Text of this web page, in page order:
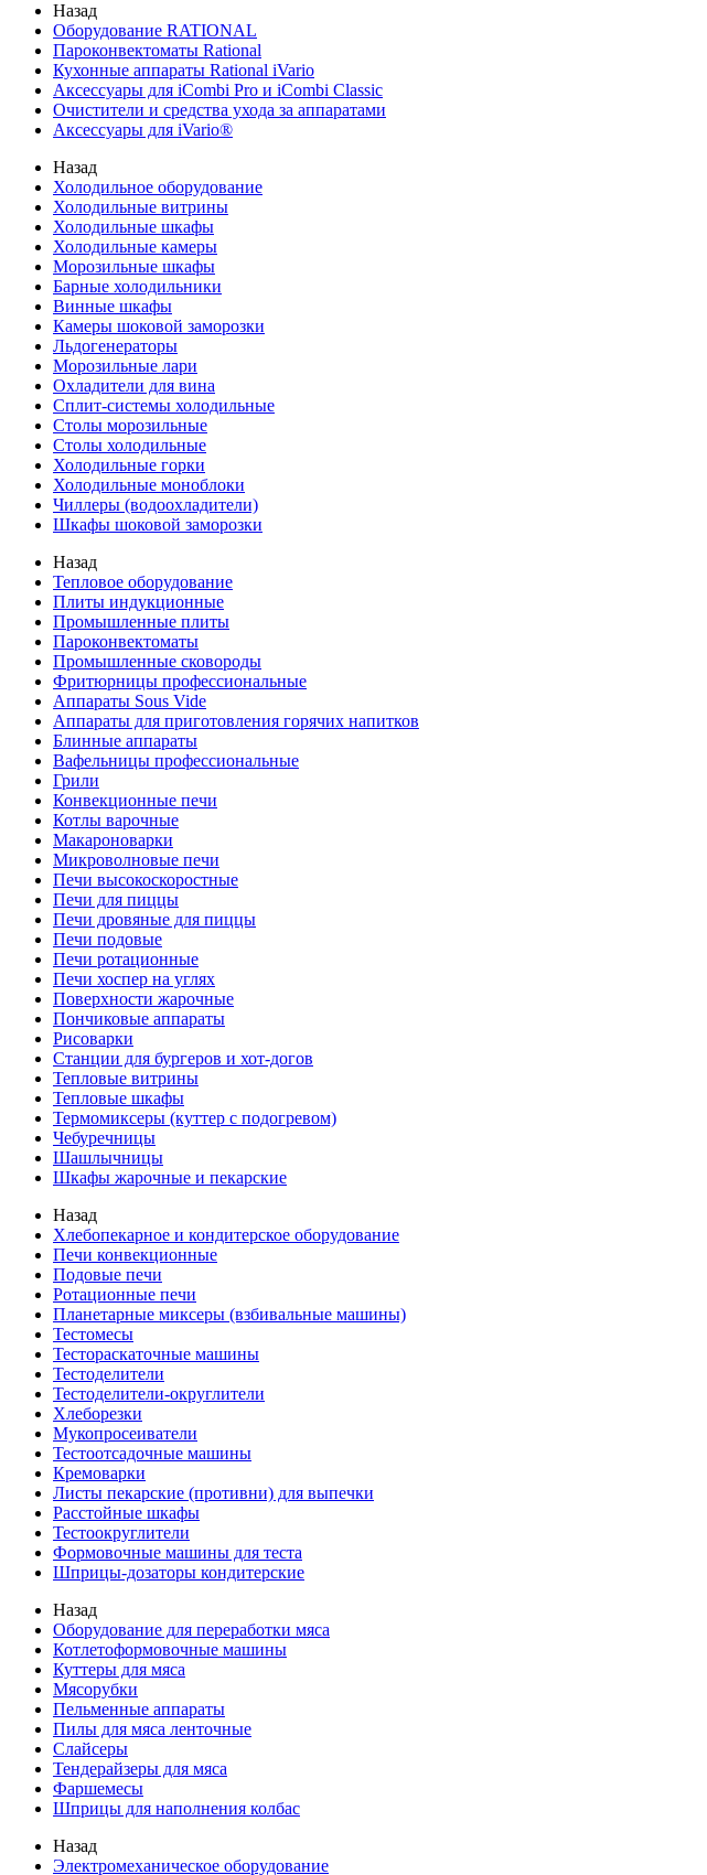
Назад
Оборудование RATIONAL
Пароконвектоматы Rational
Кухонные аппараты Rational iVario
Аксессуары для iCombi Pro и iCombi Classic
Очистители и средства ухода за аппаратами
Аксессуары для iVario®
Назад
Холодильное оборудование
Холодильные витрины
Холодильные шкафы
Холодильные камеры
Морозильные шкафы
Барные холодильники
Винные шкафы
Камеры шоковой заморозки
Льдогенераторы
Морозильные лари
Охладители для вина
Сплит-системы холодильные
Столы морозильные
Столы холодильные
Холодильные горки
Холодильные моноблоки
Чиллеры (водоохладители)
Шкафы шоковой заморозки
Назад
Тепловое оборудование
Плиты индукционные
Промышленные плиты
Пароконвектоматы
Промышленные сковороды
Фритюрницы профессиональные
Аппараты Sous Vide
Аппараты для приготовления горячих напитков
Блинные аппараты
Вафельницы профессиональные
Грили
Конвекционные печи
Котлы варочные
Макароноварки
Микроволновые печи
Печи высокоскоростные
Печи для пиццы
Печи дровяные для пиццы
Печи подовые
Печи ротационные
Печи хоспер на углях
Поверхности жарочные
Пончиковые аппараты
Рисоварки
Станции для бургеров и хот-догов
Тепловые витрины
Тепловые шкафы
Термомиксеры (куттер с подогревом)
Чебуречницы
Шашлычницы
Шкафы жарочные и пекарские
Назад
Хлебопекарное и кондитерское оборудование
Печи конвекционные
Подовые печи
Ротационные печи
Планетарные миксеры (взбивальные машины)
Тестомесы
Тестораскаточные машины
Тестоделители
Тестоделители-округлители
Хлеборезки
Мукопросеиватели
Тестоотсадочные машины
Кремоварки
Листы пекарские (противни) для выпечки
Расстойные шкафы
Тестоокруглители
Формовочные машины для теста
Шприцы-дозаторы кондитерские
Назад
Оборудование для переработки мяса
Котлетоформовочные машины
Куттеры для мяса
Мясорубки
Пельменные аппараты
Пилы для мяса ленточные
Слайсеры
Тендерайзеры для мяса
Фаршемесы
Шприцы для наполнения колбас
Назад
Электромеханическое оборудование